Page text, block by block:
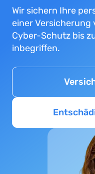
Wir sichern Ihre
einer Versicherung
Cyber-Schutz bis
inbegriffen.